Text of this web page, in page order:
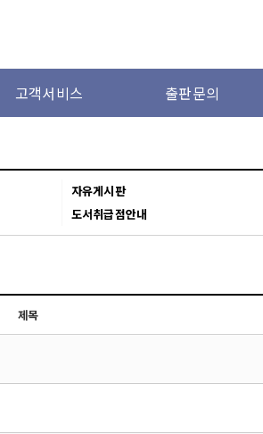
고객서비스 출판문의
자유게시판
도서취급점안내
제목